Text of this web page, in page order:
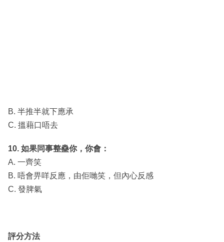
B. 半推半就下應承
C. 搵藉口唔去
10. 如果同事整蠱你，你會：
A. 一齊笑
B. 唔會畀咩反應，由佢哋笑，但內心反感
C. 發脾氣
評分方法